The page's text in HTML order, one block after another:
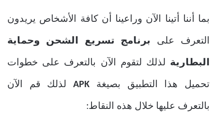
بما أننا أتينا الآن وراعينا أن كافة الأشخاص يريدون
التعرف على برنامج تسريع الشحن وحماية
البطارية لذلك لتقوم الآن بالتعرف على خطوات
تحميل هذا التطبيق بصيغة APK لذلك قم الآن
بالتعرف عليها خلال هذه النقاط: